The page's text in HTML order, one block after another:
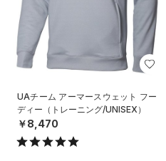
UAチーム アーマースウェット フー
ディー（トレーニング/UNISEX）
￥8,470